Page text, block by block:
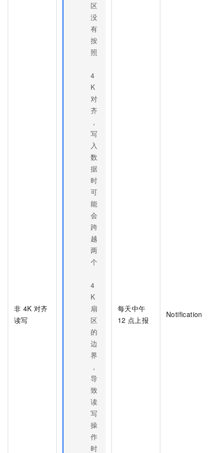
非 4K 对齐
读写
区
没
有
按
照
4
K
对
齐
，
写
入
数
据
时
可
能
会
跨
越
两
个
4
K
扇
区
的
边
界
，
导
致
读
写
操
作
时
每天中午
12 点上报
Notification